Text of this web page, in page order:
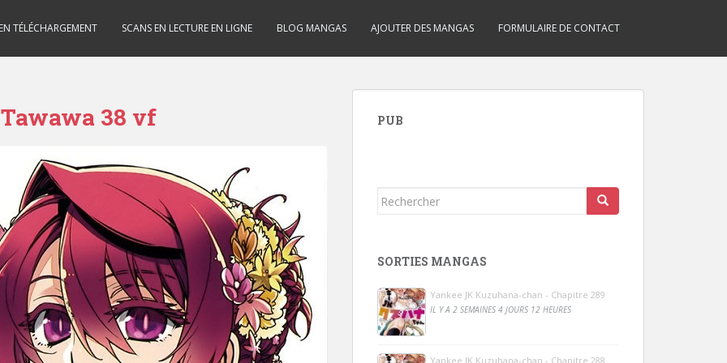
TÉLÉCHARGEMENT SCANS EN LECTURE EN LIGNE BLOG MANGAS AJOUTER DES MANGAS FORMULAIRE DE CONTACT
38 vf PUB
Rechercher...
SORTIES MANGAS
Yankee JK Kuzuhana-chan - Chapitre 289
IL Y A 2 SEMAINES 4 JOURS 12 HEURES
Yankee JK Kuzuhana-chan - Chapitre 288